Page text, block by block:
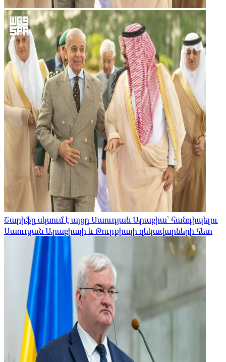
Շարիֆը սկսում է այցը Սաուդյան Արաբիա՝ հանդիպելու
Սաուդյան Արաբիայի և Թուրքիայի ղեկավարների հետ